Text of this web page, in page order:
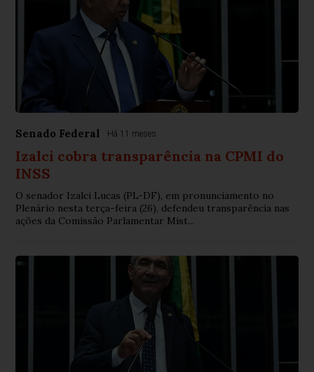
Senado Federal Há 11 meses
Izalci cobra transparência na CPMI do
INSS
O senador Izalci Lucas (PL-DF), em pronunciamento no
Plenário nesta terça-feira (26), defendeu transparência nas
ações da Comissão Parlamentar Mist...